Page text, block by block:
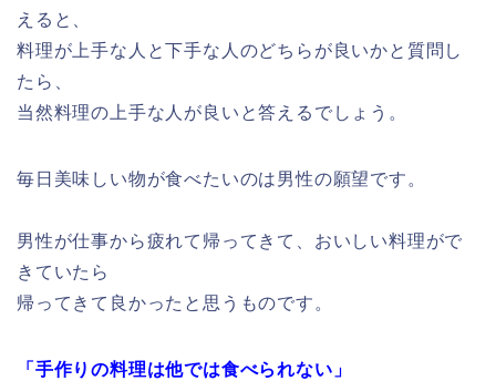
えると、
料理が上手な人と下手な人のどちらが良いかと質問し
たら、
当然料理の上手な人が良いと答えるでしょう。
毎日美味しい物が食べたいのは男性の願望です。
男性が仕事から疲れて帰ってきて、おいしい料理がで
きていたら
帰ってきて良かったと思うものです。
「 手作りの料理は他では食べられない」